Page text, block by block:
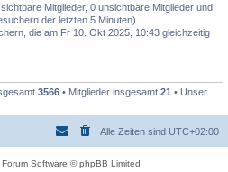
Mitglieder, 0 unsichtbare Mitglieder und
der letzten 5 Minuten)
die am Fr 10. Okt 2025, 10:43 gleichzeitig
3566 • Mitglieder insgesamt 21 • Unser
Alle Zeiten sind UTC+02:00
Software © phpBB Limited